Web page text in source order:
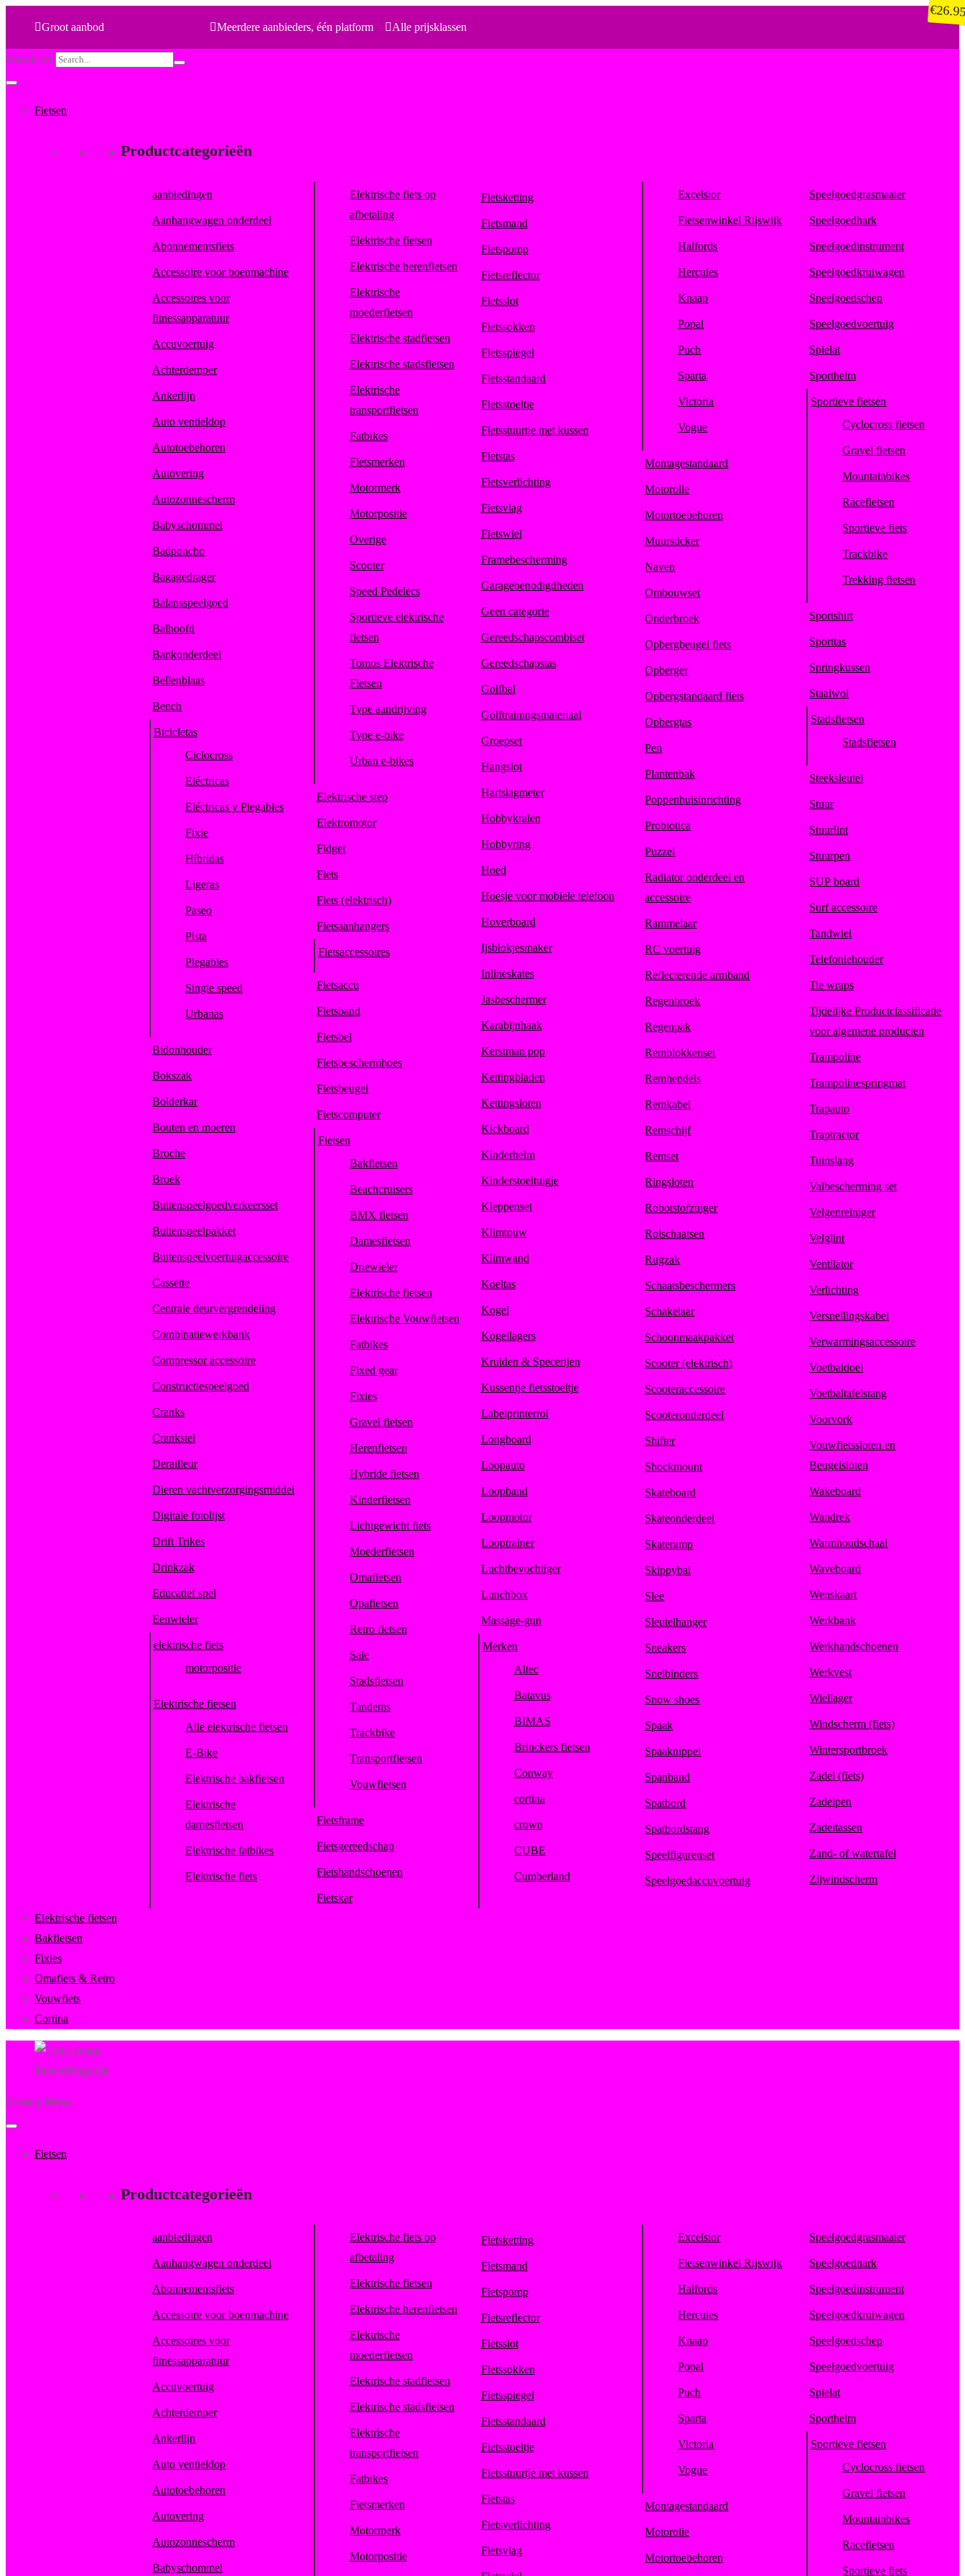
Groot aanbod Meerdere aanbieders, één platform Alle prijsklassen
Search for:
Fietsen
Productcategorieën
aanbiedingen
Aanhangwagen onderdeel
Abonnementsfiets
Accessoire voor boenmachine
Accessoires voor
fitnessapparatuur
Accuvoertuig
Achterdemper
Ankerlijn
Auto ventieldop
Autotoebehoren
Autovering
Autozonnescherm
Babyschommel
Badponcho
Bagagedrager
Balansspeelgoed
Balhoofd
Bankonderdeel
Bellenblaas
Bench
Bicicletas
Ciclocross
Eléctricas
Eléctricas y Plegables
Fixie
Híbridas
Ligeras
Paseo
Pista
Plegables
Single speed
Urbanas
Bidonhouder
Bokszak
Bolderkar
Bouten en moeren
Broche
Broek
Buitenspeelgoedverkeersset
Buitenspeelpakket
Buitenspeelvoertuigaccessoire
Cassette
Centrale deurvergrendeling
Combinatiewerkbank
Compressor accessoire
Constructiespeelgoed
Cranks
Crankstel
Derailleur
Dieren vachtverzorgingsmiddel
Digitale fotolijst
Drift Trikes
Drinkzak
Educatief spel
Eenwieler
elektrische fiets
motorpositie
Elektrische fietsen
Alle elektrische fietsen
E-Bike
Elektrische bakfietsen
Elektrische
damesfietsen
Elektrische fatbikes
Elektrische fiets
Elektrische fiets op
afbetaling
Elektrische fietsen
Elektrische herenfietsen
Elektrische
moederfietsen
Elektrische stadfietsen
Elektrische stadsfietsen
Elektrische
transportfietsen
Fatbikes
Fietsmerken
Motormerk
Motorpositie
Overige
Scooter
Speed Pedelecs
Sportieve elektrische
fietsen
Tomos Elektrische
Fietsen
Type aandrijving
Type e-bike
Urban e-bikes
Elektrische step
Elektromotor
Fidget
Fiets
Fiets (elektrisch)
Fietsaanhangers
Fietsaccessoires
Fietsaccu
Fietsband
Fietsbel
Fietsbeschermhoes
Fietsbeugel
Fietscomputer
Fietsen
Bakfietsen
Beachcruisers
BMX fietsen
Damesfietsen
Driewieler
Elektrische fietsen
Elektrische Vouwfietsen
Fatbikes
Fixed gear
Fixies
Gravel fietsen
Herenfietsen
Hybride fietsen
Kinderfietsen
Lichtgewicht fiets
Moederfietsen
Omafietsen
Opafietsen
Retro fietsen
Sale
Stadsfietsen
Tandems
Trackbike
Transportfietsen
Vouwfietsen
Fietsframe
Fietsgereedschap
Fietshandschoenen
Fietskar
Fietsketting
Fietsmand
Fietspomp
Fietsreflector
Fietsslot
Fietssokken
Fietsspiegel
Fietsstandaard
Fietsstoeltje
Fietsstuurtje met kussen
Fietstas
Fietsverlichting
Fietsvlag
Fietswiel
Framebescherming
Garagebenodigdheden
Geen categorie
Gereedschapscombiset
Gereedschapstas
Golfbal
Golftrainingsmateriaal
Groepset
Hangslot
Hartslagmeter
Hobbykralen
Hobbyring
Hoed
Hoesje voor mobiele telefoon
Hoverboard
Ijsblokjesmaker
Inlineskates
Jasbeschermer
Karabijnhaak
Kerstman pop
Kettingbladen
Kettingsloten
Kickboard
Kinderhelm
Kinderstoeltuigje
Kleppenset
Klimtouw
Klimwand
Koeltas
Kogel
Kogellagers
Kruiden & Specerijen
Kussentje fietsstoeltje
Labelprinterrol
Longboard
Loopauto
Loopband
Loopmotor
Looptrainer
Luchtbevochtiger
Lunchbox
Massage-gun
Merken
Altec
Batavus
BIMAS
Brinckers fietsen
Conway
cortina
crown
CUBE
Cumberland
Excelsior
Fietsenwinkel Rijswijk
Halfords
Hercules
Knaap
Popal
Puch
Sparta
Victoria
Vogue
Montagestandaard
Motorolie
Motortoebehoren
Muursticker
Naven
Ombouwset
Onderbroek
Opbergbeugel fiets
Opberger
Opbergstandaard fiets
Opbergtas
Pen
Plantenbak
Poppenhuisinrichting
Probiotica
Puzzel
Radiator onderdeel en
accessoire
Rammelaar
RC voertuig
Reflecterende armband
Regenbroek
Regenpak
Remblokkenset
Remhendels
Remkabel
Remschijf
Remset
Ringsloten
Robotstofzuiger
Rolschaatsen
Rugzak
Schaatsbeschermers
Schakelaar
Schoonmaakpakket
Scooter (elektrisch)
Scooteraccessoire
Scooteronderdeel
Shifter
Shockmount
Skateboard
Skateonderdeel
Skateramp
Skippybal
Slee
Sleutelhanger
Sneakers
Snelbinders
Snow shoes
Spaak
Spaaknippel
Spanband
Spatbord
Spatbordstang
Speelfigurenset
Speelgoedaccuvoertuig
Speelgoedgrasmaaier
Speelgoedhark
Speelgoedinstrument
Speelgoedkruiwagen
Speelgoedschep
Speelgoedvoertuig
Spielat
Sporthelm
Sportieve fietsen
Cyclocross fietsen
Gravel fietsen
Mountainbikes
Racefietsen
Sportieve fiets
Trackbike
Trekking fietsen
Sportshirt
Sporttas
Springkussen
Staalwol
Stadsfietsen
Stadsfietsen
Steeksleutel
Stuur
Stuurlint
Stuurpen
SUP board
Surf accessoire
Tandwiel
Telefoniehouder
Tie wraps
Tijdelijke Productclassificatie
voor algemene producten
Trampoline
Trampolinespringmat
Trapauto
Traptractor
Tuinslang
Valbescherming set
Velgenreiniger
Velglint
Ventilator
Verlichting
Versnellingskabel
Verwarmingsaccessoire
Voetbaldoel
Voetbaltafelstang
Voorvork
Vouwfietssloten en
Beugelsloten
Wakeboard
Wandrek
Warmhoudschaal
Waveboard
Wenskaart
Werkbank
Werkhandschoenen
Werkvest
Wiellager
Windscherm (fiets)
Wintersportbroek
Zadel (fiets)
Zadelpen
Zadeltassen
Zand- of watertafel
Zijwindscherm
Elektrische fietsen
Bakfietsen
Fixies
Omafiets & Retro
Vouwfiets
Cortina
FietsenMagazijn
Primary Menu
Fietsen
Productcategorieën
aanbiedingen
Aanhangwagen onderdeel
Abonnementsfiets
Accessoire voor boenmachine
Accessoires voor
fitnessapparatuur
Accuvoertuig
Achterdemper
Ankerlijn
Auto ventieldop
Autotoebehoren
Autovering
Autozonnescherm
Babyschommel
Elektrische fiets op
afbetaling
Elektrische fietsen
Elektrische herenfietsen
Elektrische
moederfietsen
Elektrische stadfietsen
Elektrische stadsfietsen
Elektrische
transportfietsen
Fatbikes
Fietsmerken
Motormerk
Motorpositie
Fietsketting
Fietsmand
Fietspomp
Fietsreflector
Fietsslot
Fietssokken
Fietsspiegel
Fietsstandaard
Fietsstoeltje
Fietsstuurtje met kussen
Fietstas
Fietsverlichting
Fietsvlag
Excelsior
Fietsenwinkel Rijswijk
Halfords
Hercules
Knaap
Popal
Puch
Sparta
Victoria
Vogue
Montagestandaard
Motorolie
Motortoebehoren
Speelgoedgrasmaaier
Speelgoedhark
Speelgoedinstrument
Speelgoedkruiwagen
Speelgoedschep
Speelgoedvoertuig
Spielat
Sporthelm
Sportieve fietsen
Cyclocross fietsen
Gravel fietsen
Mountainbikes
Racefietsen
Sportieve fiets
€